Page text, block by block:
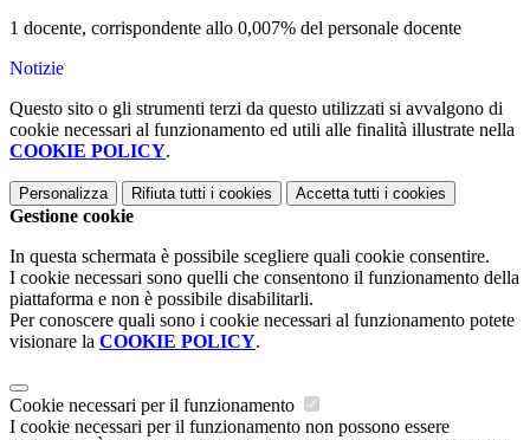
1 docente, corrispondente allo 0,007% del personale docente
Notizie
Questo sito o gli strumenti terzi da questo utilizzati si avvalgono di
cookie necessari al funzionamento ed utili alle finalità illustrate nella
COOKIE POLICY.
Personalizza Rifiuta tutti i cookies Accetta tutti i cookies
Gestione cookie
In questa schermata è possibile scegliere quali cookie consentire.
I cookie necessari sono quelli che consentono il funzionamento della
piattaforma e non è possibile disabilitarli.
Per conoscere quali sono i cookie necessari al funzionamento potete
visionare la COOKIE POLICY.
Cookie necessari per il funzionamento
I cookie necessari per il funzionamento non possono essere